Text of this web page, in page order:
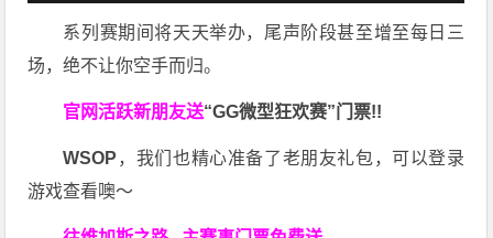
系列赛期间将天天举办，尾声阶段甚至增至每日三
场，绝不让你空手而归。
官网活跃新朋友送“GG微型狂欢赛”门票!!
WSOP ，我们也精心准备了老朋友礼包，可以登录
游戏查看噢～